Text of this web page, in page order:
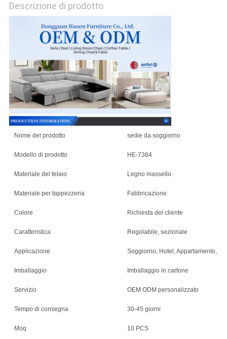
NORME
SULLA
PRIVACY
Descrizione di prodotto
Nome del prodotto sedie da soggiorno
Modello di prodotto HE-7364
Materiale del telaio Legno massello
Materiale per tappezzeria Fabbricazione
Colore Richiesta del cliente
Caratteristica Regolabile, sezionale
Applicazione Soggiorno, Hotel, Appartamento,
Imballaggio Imballaggio in cartone
Servizio OEM ODM personalizzato
Tempo di consegna 30-45 giorni
Moq 10 PCS